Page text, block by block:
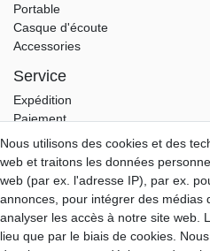
Portable
Casque d'écoute
Accessories
Service
Expédition
Paiement
Garantie
Download
Aune-Store
A propos de nous
Mon compte
Contact
Nous utilisons des cookies et des
web et traitons les données
web (par ex. l'adresse IP), par ex.
annonces, pour intégrer des médias
analyser les accès à notre site web.
lieu que par le biais de cookies.